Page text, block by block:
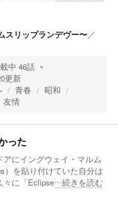
スリップランデヴー〜／
中 46話
更新
青春
昭和
友情
った
にイングウェイ・マルム
）を貼り付けていた自分は
々に「Eclipse…続きを読む